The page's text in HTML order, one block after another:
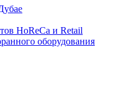
HoReCa и Retail
оборудования